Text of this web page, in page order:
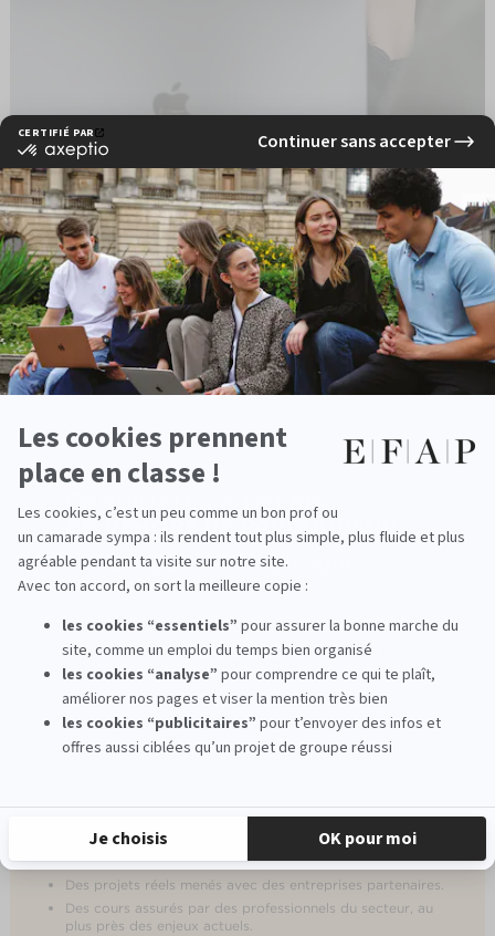
EFAP Montpellier : une école de
référence
L’école de communication à Montpellier EFAPse distingue
par la richesse de son programme et son approche
professionnalisante. Reconnue dans le secteur, elle figure
dans le classement Eduniversal 2026 : leProgramme Grande
École de Communication de l’EFAPoccupe la 2ᵉ place du
classement Marketing, Communication et Digital en Occitanie.
>Voir Programme Grande École de Communication de
Un programme structuré en deux étapes
Un bachelor en 3 ans pour acquérir les fondamentaux en
communication, marketing et digital.
Deux années de spécialisation parmi plus de 20 domaines pour
développer une expertise pointue et faciliter l’insertion
professionnelle.
Une pédagogie axée sur la pratique
Des stages obligatoires
chaque année, en France ou à
l’étranger.
Des projets réels menés avec des entreprises partenaires.
Des cours assurés par des professionnels du secteur, au
plus près des enjeux actuels.
EN CE MOMENT À L'EFAP